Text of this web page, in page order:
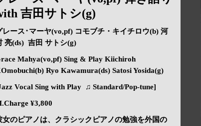
吉田サトシ(g)
レース･マーヤ(vo,pf) コモブチ・キイチロウ(b) 河
亮(ds) 吉田 サトシ(g)
Mahya(vo,pf) Sing & Play Kiichiroh
Ryo Kawamura(ds) Satosi Yosida(g)
Vocal Sing with Play ♫ Standard/Pop-tune]
¥3,800
女のピアノは、クラシックピアノの勉強を外国の